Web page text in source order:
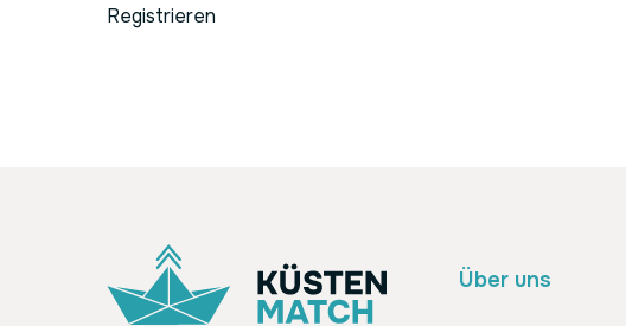
Registrieren
Über uns